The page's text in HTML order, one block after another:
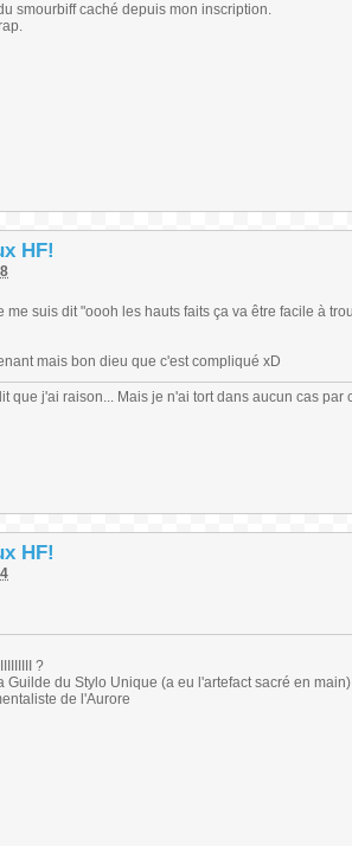
smourbiff caché depuis mon inscription.
HF!
me suis dit "oooh les hauts faits ça va être facile à
mais bon dieu que c'est compliqué xD
que j'ai raison... Mais je n'ai tort dans aucun cas par
HF!
?
Guilde du Stylo Unique (a eu l'artefact sacré en
de l'Aurore